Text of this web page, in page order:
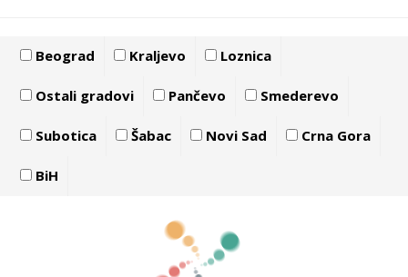
Beograd Kraljevo Loznica
Ostali gradovi Pančevo Smederevo
Subotica Šabac Novi Sad Crna Gora
BiH